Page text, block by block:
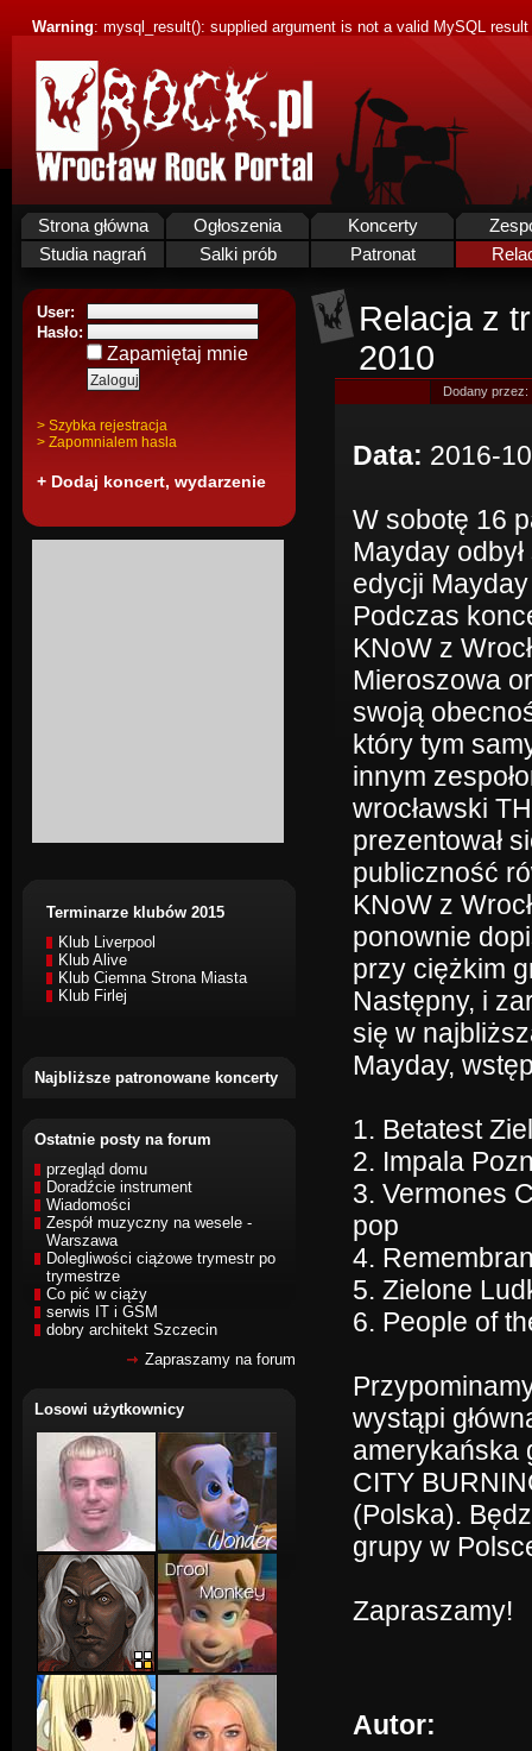
Warning: mysql_result(): supplied argument is not a valid MySQL
Strona główna Ogłoszenia Koncerty
Studia nagrań
Salki prób Patronat
User:
Hasło:
Zapamiętaj mnie
> Szybka rejestracja
> Zapomnialem hasla
+ Dodaj koncert, wydarzenie
Terminarze klubów 2015
Klub Liverpool
Klub Alive
Klub Ciemna Strona Miasta
Klub Firlej
Najbliższe patronowane koncerty
Ostatnie posty na forum
przegląd domu
Doradźcie instrument
Wiadomości
Zespół muzyczny na wesele -
Warszawa
Dolegliwości ciążowe trymestr po
trymestrze
Co pić w ciąży
serwis IT i GSM
dobry architekt Szczecin
Zapraszamy na forum
Losowi użytkownicy
Relacja z
2010
Dodany przez:
Data: 2016-
W sobotę 16
Mayday
edycji
Podczas
KNoW z
Mieroszowa
swoją
który tym
innym
wrocławski
prezentował
publiczność
KNoW z
ponownie
przy ciężkim
Następny, i
się w
Mayday,
1. Betatest
2. Impala
3. Vermones
pop
4.
5. Zielone
6. People of
wystąpi
amerykańska
CITY
(Polska).
grupy w
Zapraszamy!
Autor: